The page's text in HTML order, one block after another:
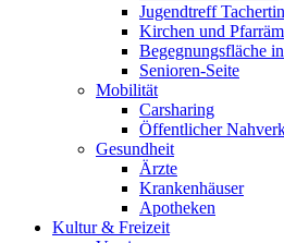
Jugendtreff
Kirchen und
Begegnungsfläche
Senioren-Seite
Mobilität
Carsharing
Öffentlicher
Gesundheit
Ärzte
Krankenhäuser
Apotheken
Kultur & Freizeit